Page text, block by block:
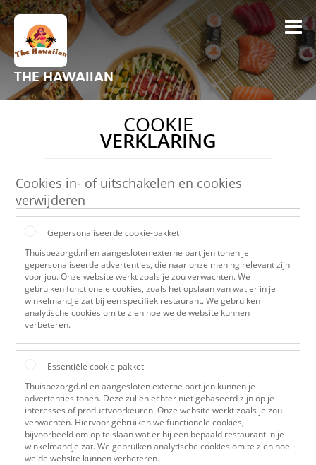
THE HAWAIIAN
COOKIE
VERKLARING
Cookies in- of uitschakelen en cookies
verwijderen
Gepersonaliseerde cookie-pakket
Thuisbezorgd.nl en aangesloten externe partijen tonen je
gepersonaliseerde advertenties, die naar onze mening relevant zijn
voor jou. Onze website werkt zoals je zou verwachten. We
gebruiken functionele cookies, zoals het opslaan van wat er in je
winkelmandje zat bij een specifiek restaurant. We gebruiken
analytische cookies om te zien hoe we de website kunnen
verbeteren.
Essentiële cookie-pakket
Thuisbezorgd.nl en aangesloten externe partijen kunnen je
advertenties tonen. Deze zullen echter niet gebaseerd zijn op je
interesses of productvoorkeuren. Onze website werkt zoals je zou
verwachten. Hiervoor gebruiken we functionele cookies,
bijvoorbeeld om op te slaan wat er bij een bepaald restaurant in je
winkelmandje zat. We gebruiken analytische cookies om te zien hoe
we de website kunnen verbeteren.